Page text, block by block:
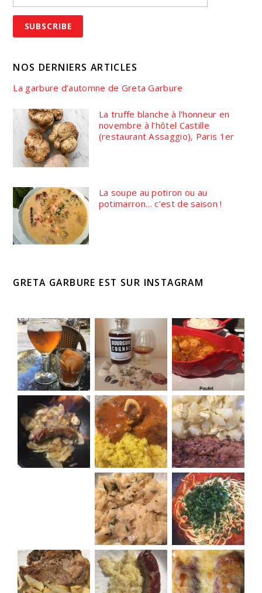
NOS DERNIERS ARTICLES
La garbure d’automne de Greta Garbure
La truffe blanche à l’honneur en
novembre à l’hôtel Castille
(restaurant Assaggio), Paris 1er
La soupe au potiron ou au
potimarron… c’est de saison !
GRETA GARBURE EST SUR INSTAGRAM